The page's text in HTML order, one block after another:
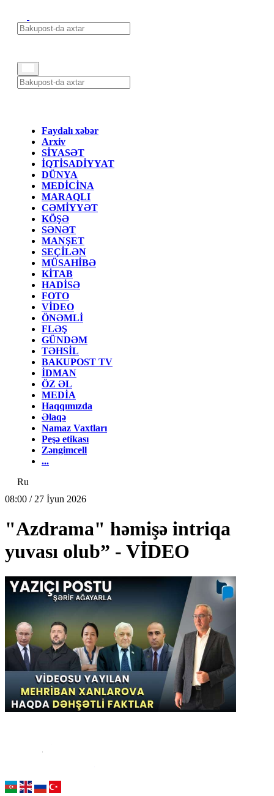
Faydalı xəbər
Arxiv
SİYASƏT
İQTİSADİYYAT
DÜNYA
MEDİCİNA
MARAQLI
CƏMİYYƏT
KÖŞƏ
SƏNƏT
MANŞET
SEÇİLƏN
MÜSAHİBƏ
KİTAB
HADİSƏ
FOTO
VİDEO
ÖNƏMLİ
FLƏŞ
GÜNDƏM
TƏHSİL
BAKUPOST TV
İDMAN
ÖZ ƏL
MEDİA
Haqqımızda
Əlaqə
Namaz Vaxtları
Peşə etikası
Zəngimcell
...
Ru
08:00 / 27 İyun 2026
"Azdrama" həmişə intriqa
yuvası olub” - VİDEO